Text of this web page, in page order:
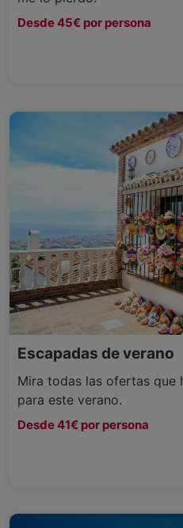
Desde 45€ por persona
Escapadas de verano
Mira todas las ofertas que
para este verano.
Desde 41€ por persona